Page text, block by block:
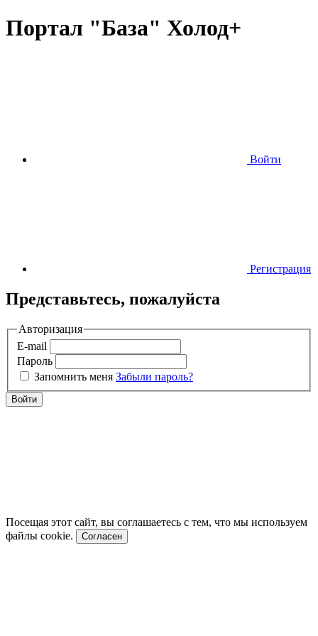
Портал "База" Холод+
Войти
Регистрация
Представьтесь, пожалуйста
Авторизация
E-mail
Пароль
Запомнить меня Забыли пароль?
Войти
Посещая этот сайт, вы соглашаетесь с тем, что мы используем
файлы cookie.
Согласен